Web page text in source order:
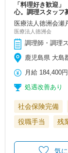
「料理好き歓迎
心。調理スタッフ
医療法人徳洲会瀬
医療法人徳洲会
調理師・調理
鹿児島県 大島
月給 184,400円
処遇改善あり
社会保険完備
役職手当
残
気